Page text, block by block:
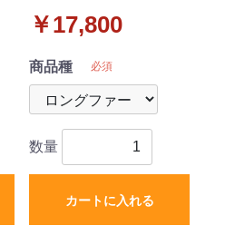
ァー ハイパイル 受注生
￥17,800
商品種 必須
数量
カートに入れる